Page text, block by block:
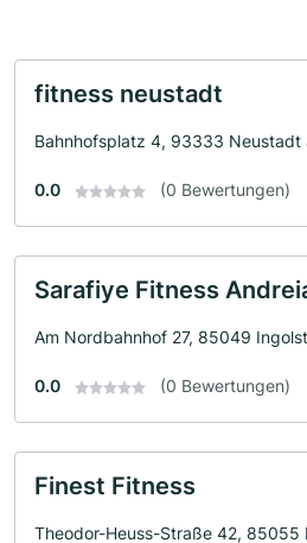
fitness neustadt
Bahnhofsplatz 4, 93333 Neustadt
0.0 (0 Bewertungen)
Sarafiye Fitness
Am Nordbahnhof 27, 85049
0.0 (0 Bewertungen)
Finest Fitness
Theodor-Heuss-Straße 42, 85055